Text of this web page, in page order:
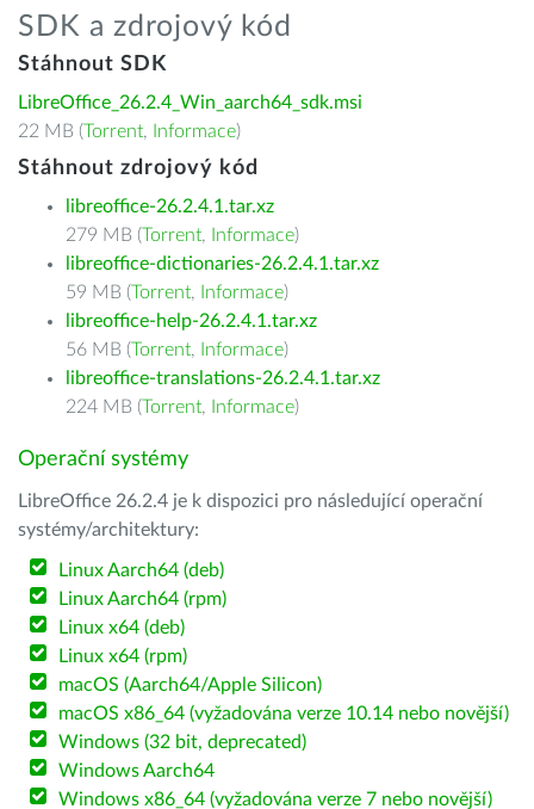
SDK a zdrojový kód
Stáhnout SDK
LibreOffice_26.2.4_Win_aarch64_sdk.msi
22 MB (Torrent, Informace)
Stáhnout zdrojový kód
libreoffice-26.2.4.1.tar.xz
279 MB (Torrent, Informace)
libreoffice-dictionaries-26.2.4.1.tar.xz
59 MB (Torrent, Informace)
libreoffice-help-26.2.4.1.tar.xz
56 MB (Torrent, Informace)
libreoffice-translations-26.2.4.1.tar.xz
224 MB (Torrent, Informace)
Operační systémy
LibreOffice 26.2.4 je k dispozici pro následující operační
systémy/architektury:
Linux Aarch64 (deb)
Linux Aarch64 (rpm)
Linux x64 (deb)
Linux x64 (rpm)
macOS (Aarch64/Apple Silicon)
macOS x86_64 (vyžadována verze 10.14 nebo novější)
Windows (32 bit, deprecated)
Windows Aarch64
Windows x86_64 (vyžadována verze 7 nebo novější)